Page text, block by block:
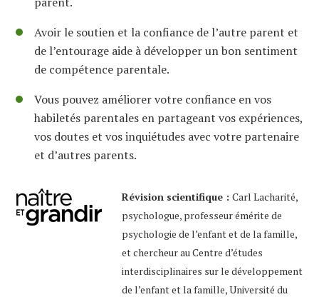
Avoir le soutien et la confiance de l’autre parent et
de l’entourage aide à développer un bon sentiment
de compétence parentale.
Vous pouvez améliorer votre confiance en vos
habiletés parentales en partageant vos expériences,
vos doutes et vos inquiétudes avec votre partenaire
et d’autres parents.
Révision scientifique : Carl Lacharité,
psychologue, professeur émérite de
psychologie de l’enfant et de la famille,
et chercheur au Centre d’études
interdisciplinaires sur le développement
de l’enfant et la famille, Université du